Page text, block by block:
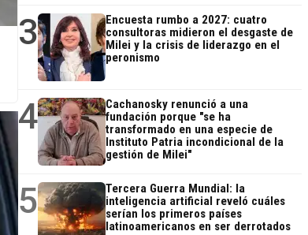
3
Encuesta rumbo a 2027: cuatro
consultoras midieron el desgaste de
Milei y la crisis de liderazgo en el
peronismo
4
Cachanosky renunció a una
fundación porque "se ha
transformado en una especie de
Instituto Patria incondicional de la
gestión de Milei"
5
Tercera Guerra Mundial: la
inteligencia artificial reveló cuáles
serían los primeros países
latinoamericanos en ser derrotados